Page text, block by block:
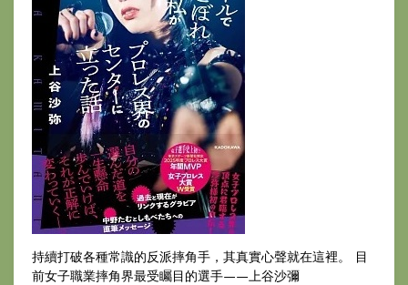
持續打破各種常識的反派摔角手，其真實心聲就在這裡。 目
前女子職業摔角界最受矚目的選手——上谷沙彌